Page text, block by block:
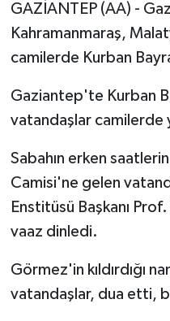
GAZİANTEP (AA) -
Kahramanmaraş,
camilerde Kurban
Gaziantep'te Kurban
vatandaşlar camilerde
Sabahın erken
Camisi'ne gelen
Enstitüsü Başkanı
vaaz dinledi.
Görmez'in kıldırdığı
vatandaşlar, dua etti,